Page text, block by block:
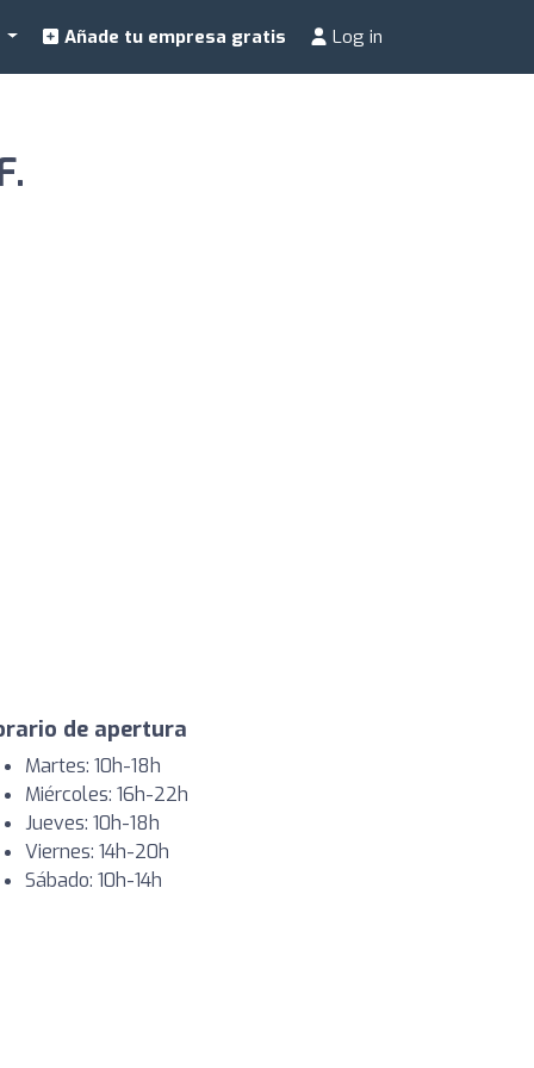
Añade tu empresa gratis Log in
de apertura
Martes: 10h-18h
Miércoles: 16h-22h
Jueves: 10h-18h
Viernes: 14h-20h
Sábado: 10h-14h